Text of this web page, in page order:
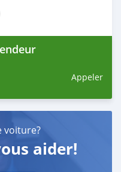
Appeler
voiture?
aider!